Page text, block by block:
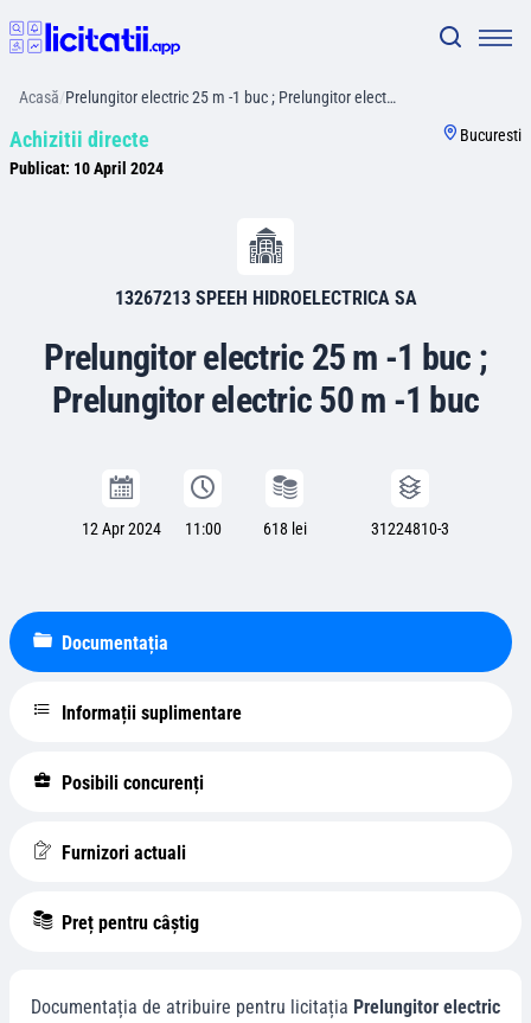
Acasă/Prelungitor electric 25 m -1 buc ; Prelungitor elect…
Achizitii directe
Publicat: 10 April 2024
Bucuresti
13267213 SPEEH HIDROELECTRICA SA
Prelungitor electric 25 m -1 buc ;
Prelungitor electric 50 m -1 buc
12 Apr 2024 11:00 618 lei 31224810-3
Documentația
Informații suplimentare
Posibili concurenți
Furnizori actuali
Preț pentru câștig
Documentația de atribuire pentru licitația Prelungitor electric